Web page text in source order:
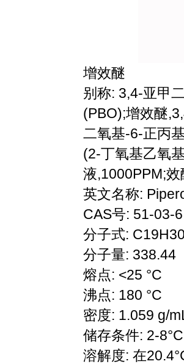
增效醚
别称: 3,4-亚甲
(PBO);增效醚
二氧基-6-正丙
(2-丁氧基乙氧
液,1000PPM;
英文名称:
CAS号: 51-03-6
分子式:
分子量: 338.44
熔点: <25 °C
沸点: 180 °C
密度: 1.059 g/
储存条件: 2-8°C
溶解度: 在